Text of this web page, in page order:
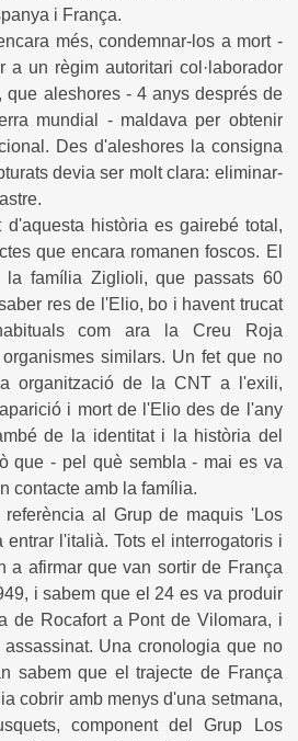
i França.
més, condemnar-los a mort -
a un règim autoritari col·laborador
que aleshores - 4 anys després de
mundial - maldava per obtenir
Des d'aleshores la consigna
devia ser molt clara: eliminar-
història es gairebé total,
que encara romanen foscos. El
la família Ziglioli, que passats 60
res de l'Elio, bo i havent trucat
com ara la Creu Roja
similars. Un fet que no
organització de la CNT a l'exili,
i mort de l'Elio des de l'any
de la identitat i la història del
que - pel què sembla - mai es va
contacte amb la família.
referència al Grup de maquis 'Los
entrar l'italià. Tots el interrogatoris i
a afirmar que van sortir de França
i sabem que el 24 es va produir
de Rocafort a Pont de Vilomara, i
Una cronologia que no
sabem que el trajecte de França
cobrir amb menys d'una setmana,
component del Grup Los